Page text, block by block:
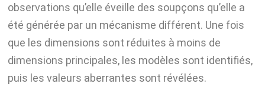
observations qu’elle éveille des soupçons qu’elle a
été générée par un mécanisme différent. Une fois
que les dimensions sont réduites à moins de
dimensions principales, les modèles sont identifiés,
puis les valeurs aberrantes sont révélées.